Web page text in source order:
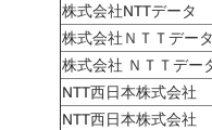
株式会社NTTデータ
株式会社ＮＴＴデー
株式会社 ＮＴＴデー
NTT西日本株式会社
NTT西日本株式会社